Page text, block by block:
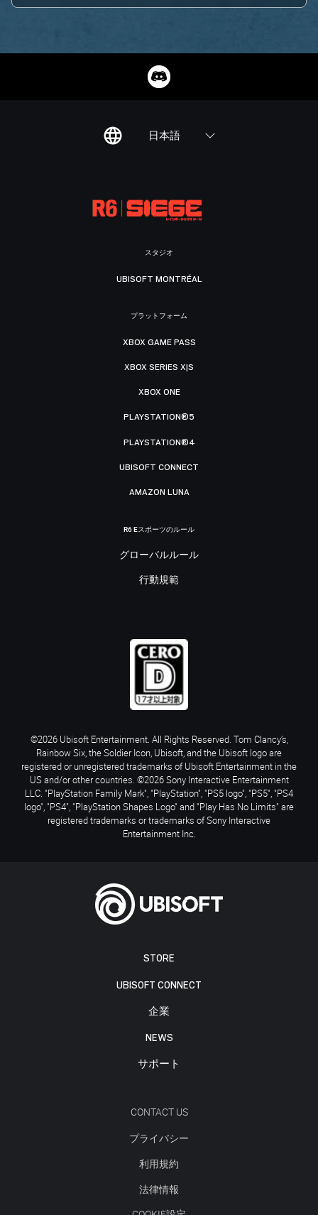
日本語
STORE
UBISOFT CONNECT
企業
NEWS
サポート
CONTACT US
プライバシー
利用規約
法律情報
スタジオ
UBISOFT MONTRÉAL
プラットフォーム
XBOX GAME PASS
XBOX SERIES X|S
XBOX ONE
PLAYSTATION®5
PLAYSTATION®4
UBISOFT CONNECT
AMAZON LUNA
R6 Eスポーツのルール
グローバルルール
行動規範
©2026 Ubisoft Entertainment. All Rights Reserved. Tom Clancy’s,
Rainbow Six, the Soldier Icon, Ubisoft, and the Ubisoft logo are
registered or unregistered trademarks of Ubisoft Entertainment in the
US and/or other countries. ©2026 Sony Interactive Entertainment
LLC. "PlayStation Family Mark", "PlayStation", "PS5 logo", "PS5", "PS4
logo", "PS4", "PlayStation Shapes Logo" and "Play Has No Limits" are
registered trademarks or trademarks of Sony Interactive
Entertainment Inc.